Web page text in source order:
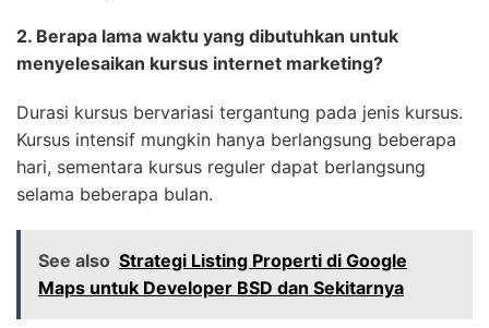
2. Berapa lama waktu yang dibutuhkan untuk
menyelesaikan kursus internet marketing?
Durasi kursus bervariasi tergantung pada jenis kursus.
Kursus intensif mungkin hanya berlangsung beberapa
hari, sementara kursus reguler dapat berlangsung
selama beberapa bulan.
See also Strategi Listing Properti di Google
Maps untuk Developer BSD dan Sekitarnya